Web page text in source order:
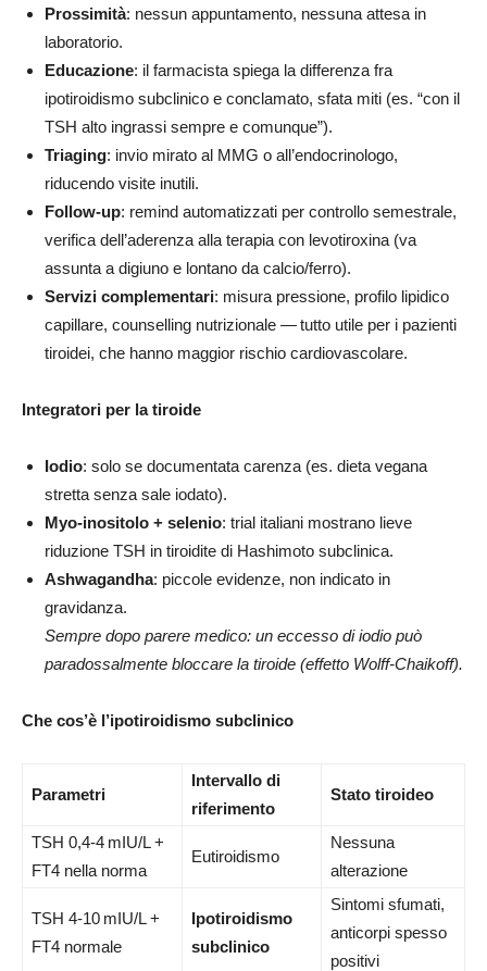
Prossimità: nessun appuntamento, nessuna attesa in
laboratorio.
Educazione: il farmacista spiega la differenza fra
ipotiroidismo subclinico e conclamato, sfata miti (es. “con il
TSH alto ingrassi sempre e comunque”).
Triaging: invio mirato al MMG o all’endocrinologo,
riducendo visite inutili.
Follow‑up: remind automatizzati per controllo semestrale,
verifica dell’aderenza alla terapia con levotiroxina (va
assunta a digiuno e lontano da calcio/ferro).
Servizi complementari: misura pressione, profilo lipidico
capillare, counselling nutrizionale — tutto utile per i pazienti
tiroidei, che hanno maggior rischio cardiovascolare.
Integratori per la tiroide
Iodio: solo se documentata carenza (es. dieta vegana
stretta senza sale iodato).
Myo‑inositolo + selenio: trial italiani mostrano lieve
riduzione TSH in tiroidite di Hashimoto subclinica.
Ashwagandha: piccole evidenze, non indicato in
gravidanza.
Sempre dopo parere medico: un eccesso di iodio può
paradossalmente bloccare la tiroide (effetto Wolff‑Chaikoff).
Che cos’è l’ipotiroidismo subclinico
Parametri
Intervallo di
riferimento
Stato tiroideo
TSH 0,4‑4 mIU/L +
FT4 nella norma
Eutiroidismo
Nessuna
alterazione
TSH 4‑10 mIU/L +
FT4 normale
Ipotiroidismo
subclinico
Sintomi sfumati,
anticorpi spesso
positivi